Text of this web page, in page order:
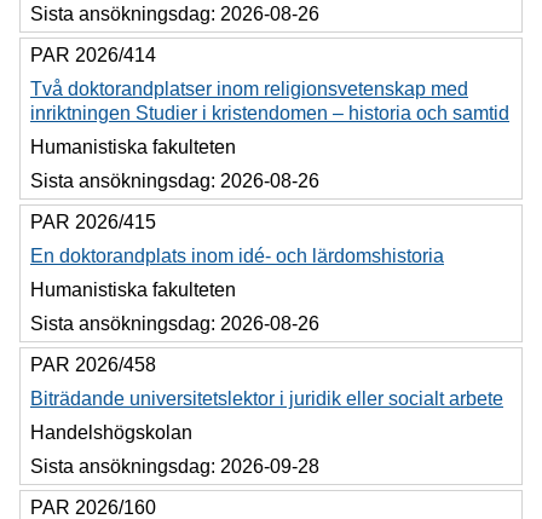
Sista ansökningsdag: 2026-08-26
PAR 2026/414
Två doktorandplatser inom religionsvetenskap med
inriktningen Studier i kristendomen – historia och samtid
Humanistiska fakulteten
Sista ansökningsdag: 2026-08-26
PAR 2026/415
En doktorandplats inom idé- och lärdomshistoria
Humanistiska fakulteten
Sista ansökningsdag: 2026-08-26
PAR 2026/458
Biträdande universitetslektor i juridik eller socialt arbete
Handelshögskolan
Sista ansökningsdag: 2026-09-28
PAR 2026/160